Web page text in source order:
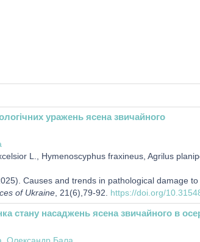
уражень ясена звичайного
L., Hymenoscyphus fraxineus, Agrilus
Causes and trends in pathological damage to
of Ukraine, 21(6),79-92. https://doi.org/
стану насаджень ясена звичайного в